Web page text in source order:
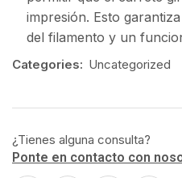
impresión. Esto
del filamento y un
Categories: Uncategorized
¿Tienes alguna consulta?
Ponte en contacto con